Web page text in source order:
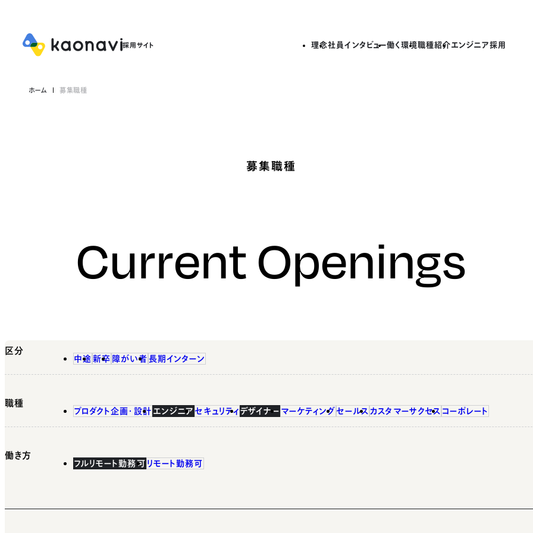
理念社員インタビュー働く環境職種紹介エンジニア採用
ホーム 募集職種
募集職種
Current Openings
区分
中途 新卒 障がい者 長期インターン
職種
プロダクト企画・設計 エンジニア セキュリティ デザイナー マーケティング セールス カスタマーサクセス コーポレート
働き方
フルリモート勤務可 リモート勤務可